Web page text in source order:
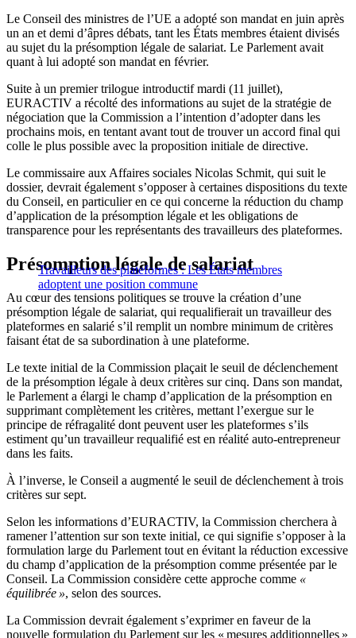
Le Conseil des ministres de l’UE a adopté son mandat en juin après
un an et demi d’âpres débats, tant les États membres étaient divisés
au sujet du la présomption légale de salariat. Le Parlement avait
quant à lui adopté son mandat en février.
Suite à un premier trilogue introductif mardi (11 juillet),
EURACTIV a récolté des informations au sujet de la stratégie de
négociation que la Commission a l’intention d’adopter dans les
prochains mois, en tentant avant tout de trouver un accord final qui
colle le plus possible avec la proposition initiale de directive.
Le commissaire aux Affaires sociales Nicolas Schmit, qui suit le
dossier, devrait également s’opposer à certaines dispositions du texte
du Conseil, en particulier en ce qui concerne la réduction du champ
d’application de la présomption légale et les obligations de
transparence pour les représentants des travailleurs des plateformes.
Travailleurs des plateformes : Les États membres
adoptent une position commune
Présomption légale de salariat
Au cœur des tensions politiques se trouve la création d’une
présomption légale de salariat, qui requalifierait un travailleur des
plateformes en salarié s’il remplit un nombre minimum de critères
faisant état de sa subordination à une plateforme.
Le texte initial de la Commission plaçait le seuil de déclenchement
de la présomption légale à deux critères sur cinq. Dans son mandat,
le Parlement a élargi le champ d’application de la présomption en
supprimant complètement les critères, mettant l’exergue sur le
principe de réfragalité dont peuvent user les plateformes s’ils
estiment qu’un travailleur requalifié est en réalité auto-entrepreneur
dans les faits.
À l’inverse, le Conseil a augmenté le seuil de déclenchement à trois
critères sur sept.
Selon les informations d’EURACTIV, la Commission cherchera à
ramener l’attention sur son texte initial, ce qui signifie s’opposer à la
formulation large du Parlement tout en évitant la réduction excessive
du champ d’application de la présomption comme présentée par le
Conseil. La Commission considère cette approche comme «
équilibrée », selon des sources.
La Commission devrait également s’exprimer en faveur de la
nouvelle formulation du Parlement sur les « mesures additionnelles »